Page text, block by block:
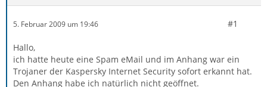
5. Februar 2009 um 19:46 #1
Hallo,
ich hatte heute eine Spam eMail und im Anhang war ein
Trojaner der Kaspersky Internet Security sofort erkannt hat.
Den Anhang habe ich natürlich nicht geöffnet.